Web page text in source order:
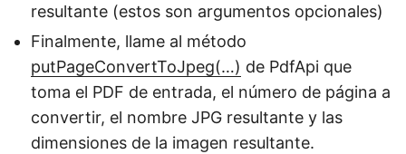
resultante (estos son argumentos opcionales)
Finalmente, llame al método
putPageConvertToJpeg(…) de PdfApi que
toma el PDF de entrada, el número de página a
convertir, el nombre JPG resultante y las
dimensiones de la imagen resultante.